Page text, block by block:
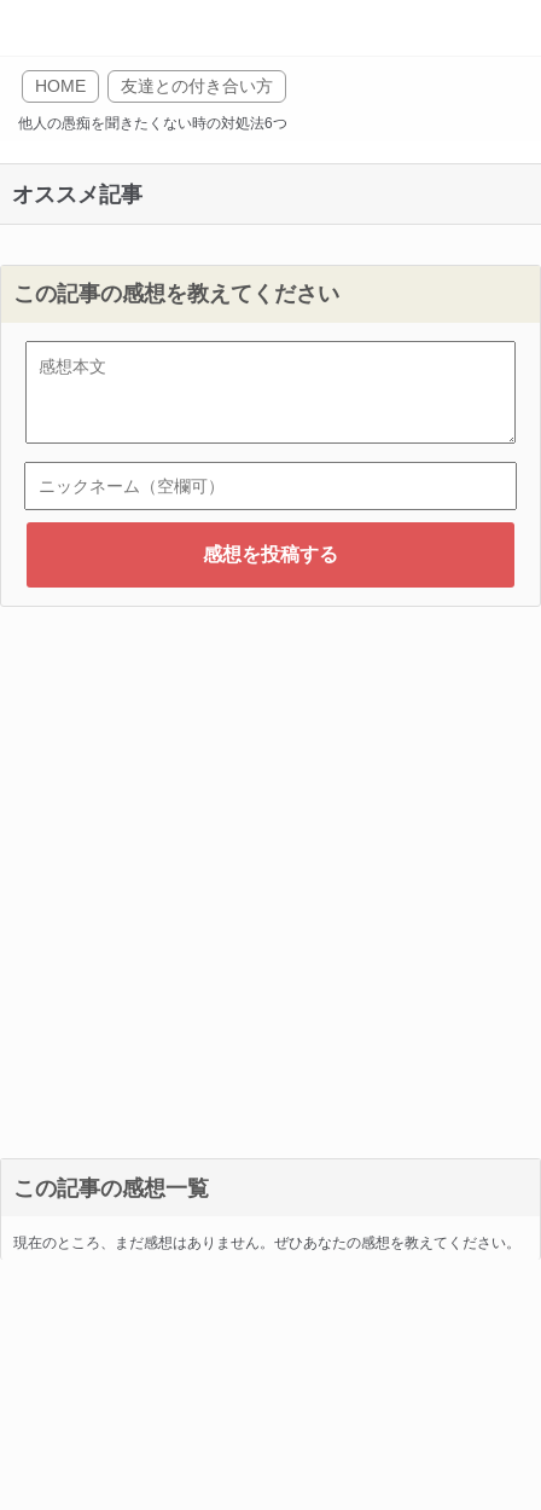
HOME 友達との付き合い方
他人の愚痴を聞きたくない時の対処法6つ
オススメ記事
この記事の感想を教えてください
この記事の感想一覧
現在のところ、まだ感想はありません。ぜひあなたの感想を教えてください。